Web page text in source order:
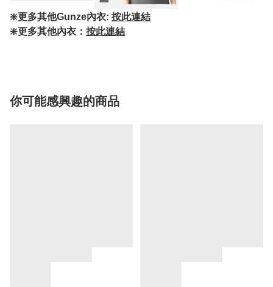
❇️更多其他Gunze內衣: 按此連結
❇️更多其他內衣： 按此連結
你可能感興趣的商品